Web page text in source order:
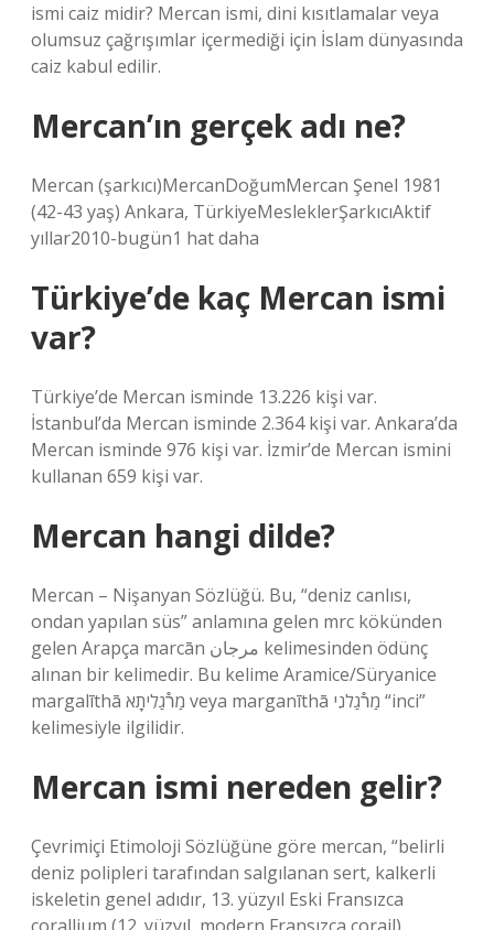
ismi caiz midir? Mercan ismi, dini kısıtlamalar veya
olumsuz çağrışımlar içermediği için İslam dünyasında
caiz kabul edilir.
Mercan’ın gerçek adı ne?
Mercan (şarkıcı)MercanDoğumMercan Şenel 1981
(42-43 yaş) Ankara, TürkiyeMesleklerŞarkıcıAktif
yıllar2010-bugün1 hat daha
Türkiye’de kaç Mercan ismi
var?
Türkiye’de Mercan isminde 13.226 kişi var.
İstanbul’da Mercan isminde 2.364 kişi var. Ankara’da
Mercan isminde 976 kişi var. İzmir’de Mercan ismini
kullanan 659 kişi var.
Mercan hangi dilde?
Mercan – Nişanyan Sözlüğü. Bu, “deniz canlısı,
ondan yapılan süs” anlamına gelen mrc kökünden
gelen Arapça marcān مرجان kelimesinden ödünç
alınan bir kelimedir. Bu kelime Aramice/Süryanice
margalīthā מַר֯גַלִיתָא veya marganīthā מַר֯גַלנִי “inci”
kelimesiyle ilgilidir.
Mercan ismi nereden gelir?
Çevrimiçi Etimoloji Sözlüğüne göre mercan, “belirli
deniz polipleri tarafından salgılanan sert, kalkerli
iskeletin genel adıdır, 13. yüzyıl Eski Fransızca